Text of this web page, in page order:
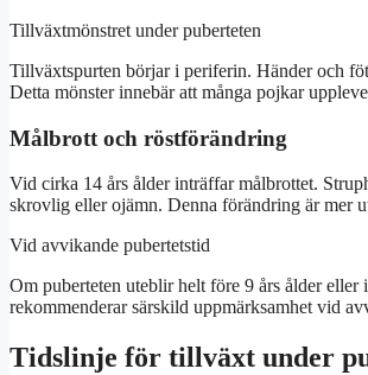
Tillväxtmönstret under puberteten
Tillväxtspurten börjar i periferin. Händer och
Detta mönster innebär att många pojkar
Målbrott och röstförändring
Vid cirka 14 års ålder inträffar målbrottet.
skrovlig eller ojämn. Denna förändring är mer
Vid avvikande pubertetstid
Om puberteten uteblir helt före 9 års ålder
rekommenderar särskild uppmärksamhet vid
Tidslinje för tillväxt under